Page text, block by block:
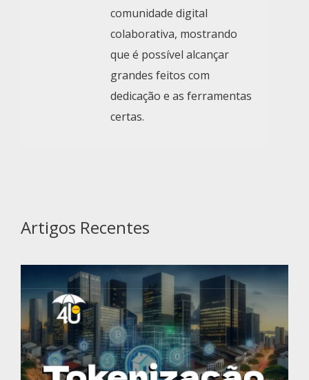
comunidade digital
colaborativa, mostrando
que é possível alcançar
grandes feitos com
dedicação e as ferramentas
certas.
Artigos Recentes